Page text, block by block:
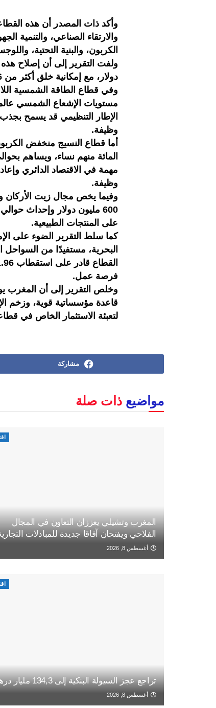
وأكد ذات المصدر أن هذه
والارتقاء الصناعي،
الكربون، والبنية التحتية،
دولار، مع إمكانية خلق أكثر من 106 آلاف فرصة شغل على المدى المتوسط.
وفي قطاع الطاقة الشمسية
مستويات الإشعاع الشمسي
وظيفة.
وظيفة.
وفيما يخص مجال زيت الأركان
على المنتجات الطبيعية.
كما سلط التقرير الضوء على
البحرية، مستفيدًا من السواحل
فرصة عمل.
وخلص التقرير إلى أن المغرب
قاعدة مؤسساتية قوية، وزخم
لتعبئة الاستثمار الخاص في
مشاركة
مواضيع ذات صلة
المغرب وتشيلي يعززان التعاون في المجال
الفلاحي ويفتحان آفاقا جديدة للمبادلات
أغسطس 8, 2026
تراجع عجز السيولة البنكية إلى 134,3 مليار درهم
أغسطس 8, 2026